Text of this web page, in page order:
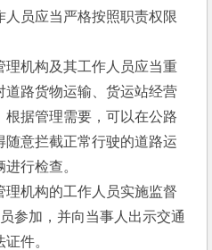
员应当严格按照职责权限
机构及其工作人员应当重
道路货物运输、货运站经营
据管理需要，可以在公路
意拦截正常行驶的道路运
行检查。
机构的工作人员实施监督
参加，并向当事人出示交通
件。